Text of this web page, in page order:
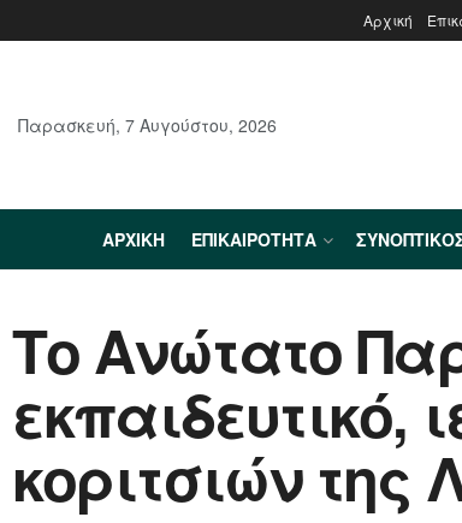
Αρχική
Παρασκευή, 7 Αυγούστου, 2026
ΑΡΧΙΚΉ ΕΠΙΚΑΙΡΌΤΗΤΑ
Το Ανώτατο
κοριτσιών